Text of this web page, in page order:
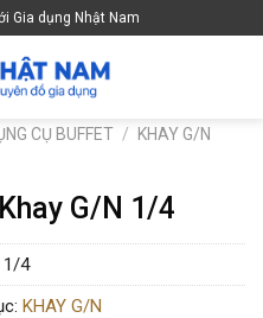
Gia dụng Nhật Nam
CỤ BUFFET / KHAY G/N
G/N 1/4
1/4
KHAY G/N